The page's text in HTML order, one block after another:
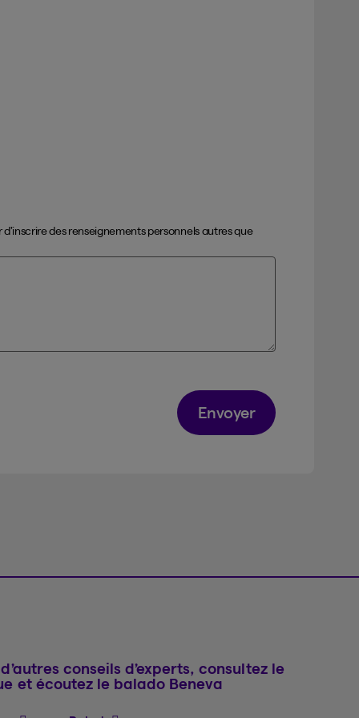
des renseignements personnels autres que
Envoyer
conseils d’experts, consultez le
et écoutez le balado Beneva